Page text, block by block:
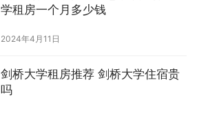
学租房一个月多少钱
2024年4月11日
剑桥大学租房推荐 剑桥大学住宿贵
吗